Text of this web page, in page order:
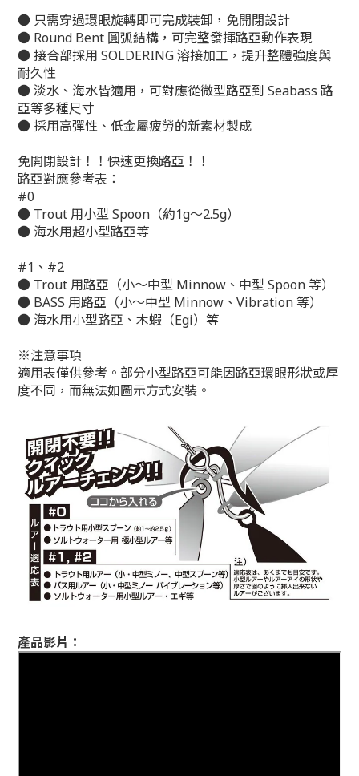
● 只需穿過環眼旋轉即可完成裝卸，免開閉設計
● Round Bent 圓弧結構，可完整發揮路亞動作表現
● 接合部採用 SOLDERING 溶接加工，提升整體強度與
耐久性
● 淡水、海水皆適用，可對應從微型路亞到 Seabass 路
亞等多種尺寸
● 採用高彈性、低金屬疲勞的新素材製成
免開閉設計！！快速更換路亞！！
路亞對應參考表：
#0
● Trout 用小型 Spoon（約1g～2.5g）
● 海水用超小型路亞等
#1、#2
● Trout 用路亞（小～中型 Minnow、中型 Spoon 等）
● BASS 用路亞（小～中型 Minnow、Vibration 等）
● 海水用小型路亞、木蝦（Egi）等
※注意事項
適用表僅供參考。部分小型路亞可能因路亞環眼形狀或厚
度不同，而無法如圖示方式安裝。
產品影片：